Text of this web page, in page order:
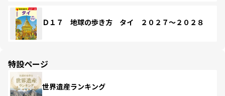
Ｄ１７ 地球の歩き方 タイ ２０２７～２０２８
特設ページ
世界遺産ランキング